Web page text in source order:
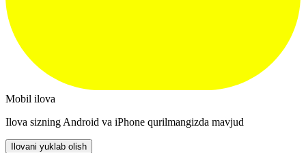
Mobil ilova
Ilova sizning Android va iPhone qurilmangizda mavjud
Ilovani yuklab olish